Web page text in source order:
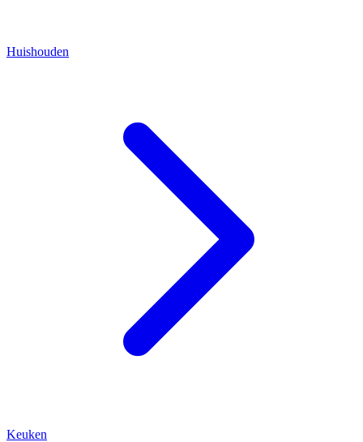
Huishouden
Keuken